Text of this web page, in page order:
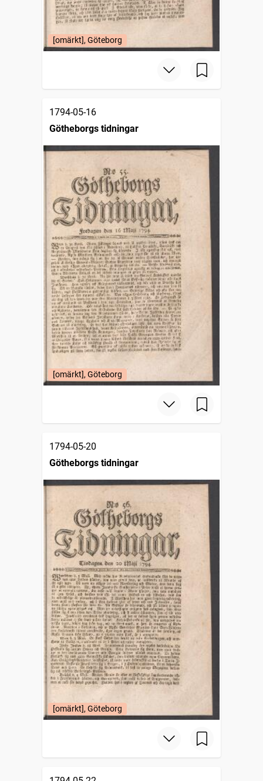
[omärkt], Göteborg
1794-05-16
Götheborgs tidningar
[omärkt], Göteborg
1794-05-20
Götheborgs tidningar
[omärkt], Göteborg